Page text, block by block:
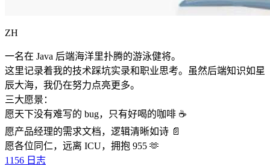
ZH
一名在 Java 后端海洋里扑腾的游泳健将。
这里记录着我的技术踩坑实录和职业思考。虽然后端知识如星
辰大海，我仍在努力点亮更多。
三大愿景：
愿天下没有难写的 bug，只有好喝的咖啡 ☕️
愿产品经理的需求文档，逻辑清晰如诗 📄
愿各位同仁，远离 ICU，拥抱 955 🫶
1156 日志